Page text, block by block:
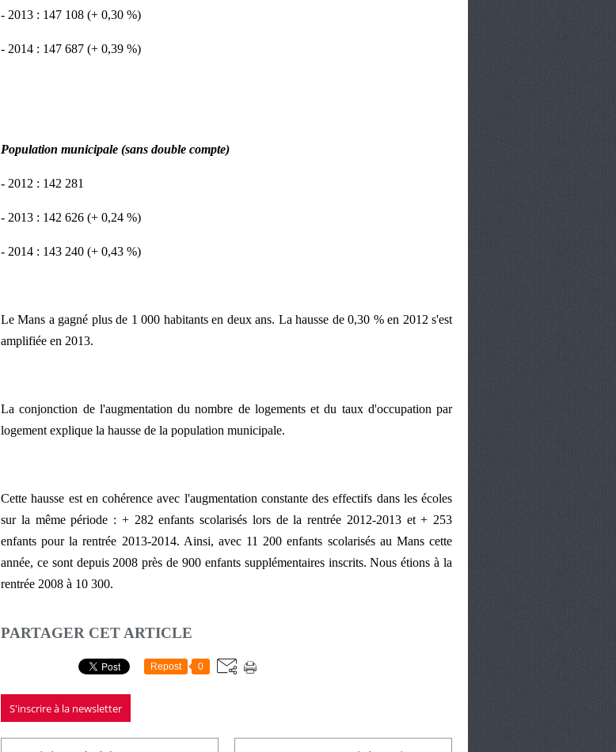
- 2013 : 147 108 (+ 0,30 %)
- 2014 : 147 687 (+ 0,39 %)
Population municipale (sans double compte)
- 2012 : 142 281
- 2013 : 142 626 (+ 0,24 %)
- 2014 : 143 240 (+ 0,43 %)
Le Mans a gagné plus de 1 000 habitants en deux ans. La hausse de 0,30 % en 2012 s'est
amplifiée en 2013.
La conjonction de l'augmentation du nombre de logements et du taux d'occupation par
logement explique la hausse de la population municipale.
Cette hausse est en cohérence avec l'augmentation constante des effectifs dans les écoles
sur la même période : + 282 enfants scolarisés lors de la rentrée 2012-2013 et + 253
enfants pour la rentrée 2013-2014. Ainsi, avec 11 200 enfants scolarisés au Mans cette
année, ce sont depuis 2008 près de 900 enfants supplémentaires inscrits. Nous étions à la
rentrée 2008 à 10 300.
PARTAGER CET ARTICLE
Repost 0
S'inscrire à la newsletter